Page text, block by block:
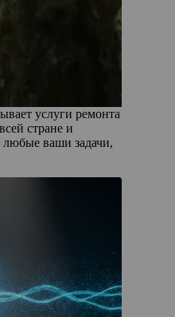
услуги ремонта
стране и
ваши задачи,